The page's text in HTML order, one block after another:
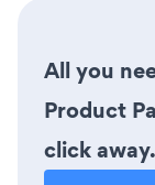
All you
Product
click away.